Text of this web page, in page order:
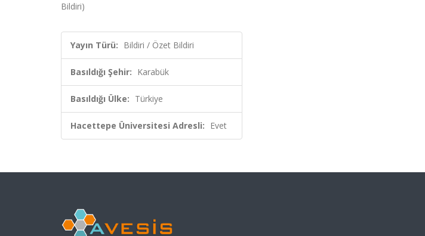
Bildiri)
Yayın Türü: Bildiri / Özet Bildiri
Basıldığı Şehir: Karabük
Basıldığı Ülke: Türkiye
Hacettepe Üniversitesi Adresli: Evet